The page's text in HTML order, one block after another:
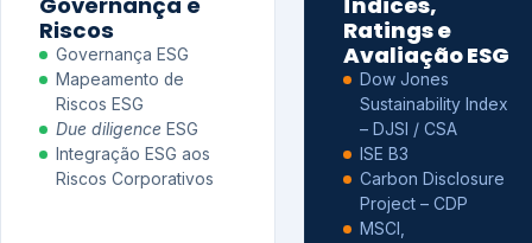
Riscos
Governança ESG
Mapeamento de
Riscos ESG
Due diligence ESG
Integração ESG aos
Riscos Corporativos
Ratings e
Avaliação ESG
Dow Jones
Sustainability Index
– DJSI / CSA
ISE B3
Carbon Disclosure
Project – CDP
MSCI,